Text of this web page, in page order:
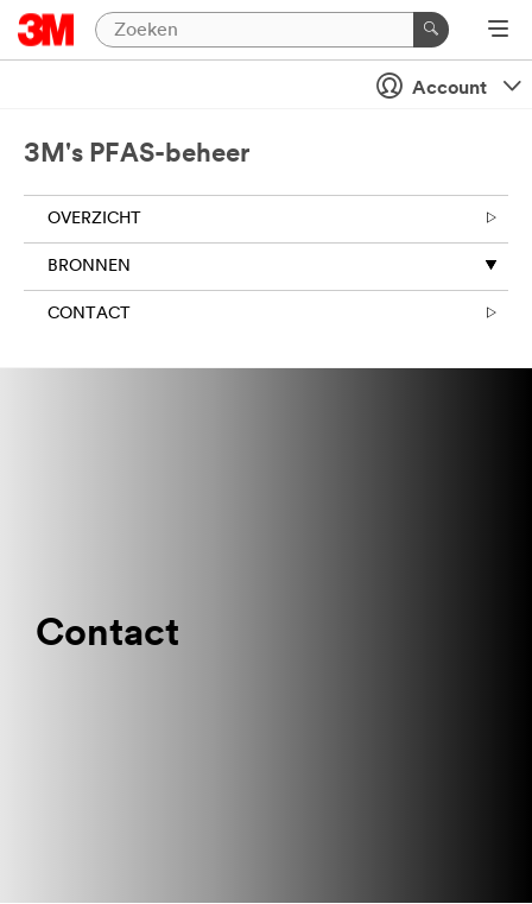
Account
3M's PFAS-beheer
OVERZICHT
BRONNEN
CONTACT
Contact